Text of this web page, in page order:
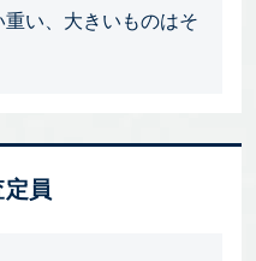
い、大きいものはそ
員